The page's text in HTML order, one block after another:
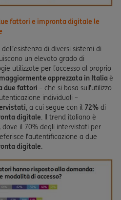
fattori e impronta digitale le
di diversi sistemi di
un elevato grado di
utilizzate per l’accesso al proprio
maggiormente apprezzata in Italiaè
due fattori – che si basa sull’utilizzo
individuali –
, a cui segue con il 72% di
digitale. Il trend italiano è
, dove il 70% degli intervistati per
l’autentificazione a due
digitale.